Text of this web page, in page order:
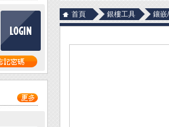
首頁 銀樓工具 鑲嵌